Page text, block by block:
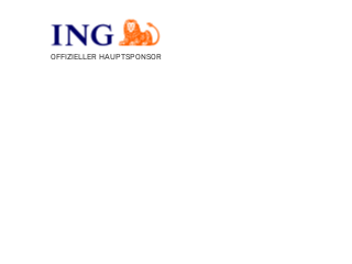
OFFIZIELLER HAUPTSPONSOR